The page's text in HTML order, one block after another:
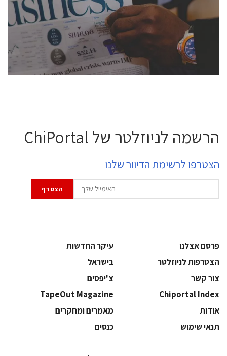
semiconductor industry, including engineers,
professional experts, and senior executives.
לחץ לפרטים
הרשמה לניוזלטר של ChiPortal
הצטרפו לרשימת הדיוור שלנו
פרסם אצלנו
עיקר החדשות
הצטרפות לניוזלטר
בישראל
צור קשר
צ'יפסים
Chiportal Index
TapeOut Magazine
אודות
מאמרים ומחקרים
תנאי שימוש
כנסים